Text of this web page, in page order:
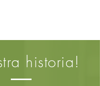
historia!